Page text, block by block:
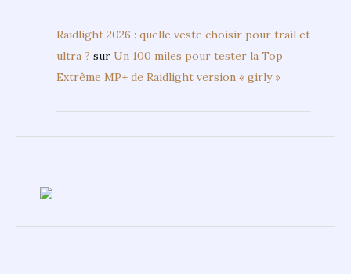
Raidlight 2026 : quelle veste choisir pour trail et
ultra ? sur Un 100 miles pour tester la Top
Extrême MP+ de Raidlight version « girly »